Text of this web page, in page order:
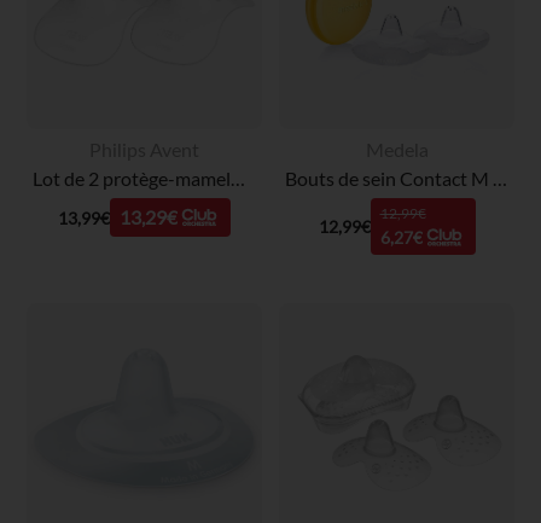
Lot de 2 protège-mamelons M 21 mm
13,99€ 13,29€
Bouts de sein Contact M - 2 pièces
12,99€
12,99€
6,27€